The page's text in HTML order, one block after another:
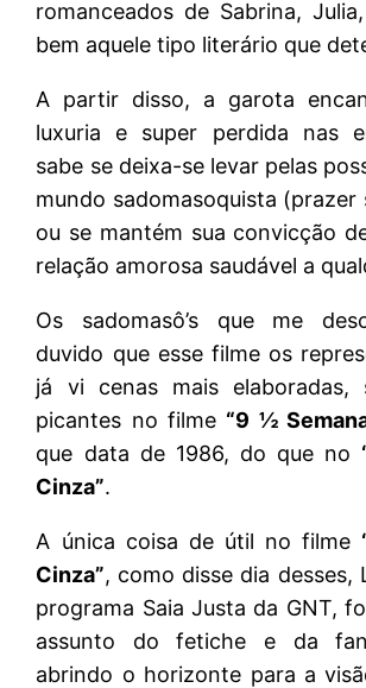
romanceados de Sabrina,
bem aquele tipo literário que
A partir disso, a garota
luxuria e super perdida nas
sabe se deixa-se levar pelas
mundo sadomasoquista (prazer
ou se mantém sua convicção
relação amorosa saudável a
Os sadomasô’s que me
duvido que esse filme os
já vi cenas mais elaboradas,
picantes no filme “9 ½
que data de 1986, do que no
Cinza”.
A única coisa de útil no filme
Cinza”, como disse dia desses,
programa Saia Justa da GNT,
assunto do fetiche e da
abrindo o horizonte para a